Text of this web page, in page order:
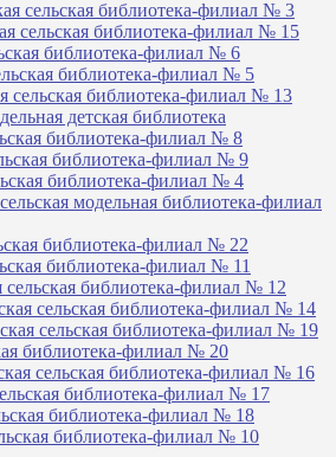
сельская библиотека-филиал № 3
сельская библиотека-филиал № 15
библиотека-филиал № 6
библиотека-филиал № 5
сельская библиотека-филиал № 13
детская библиотека
библиотека-филиал № 8
библиотека-филиал № 9
библиотека-филиал № 4
модельная библиотека-филиал
библиотека-филиал № 22
библиотека-филиал № 11
сельская библиотека-филиал № 12
сельская библиотека-филиал № 14
сельская библиотека-филиал № 19
библиотека-филиал № 20
сельская библиотека-филиал № 16
библиотека-филиал № 17
библиотека-филиал № 18
библиотека-филиал № 10